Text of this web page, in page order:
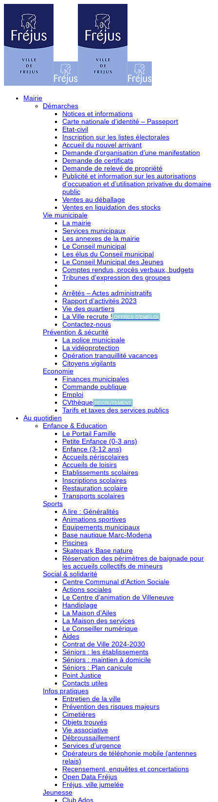
Mairie
Démarches
Notices et informations
Carte nationale d’identité – Passeport
Etat-civil
Inscription sur les listes électorales
Accueil du nouvel arrivant
Demande d’organisation d’une manifestation
Demande de certificats
Demande de relevé de propriété
Publicité et information sur les autorisations
d’occupation et d’utilisation privative du domaine
public
Ventes au déballage
Ventes en liquidation des stocks
Vie municipale
La mairie
Services municipaux
Les annexes de la mairie
Le Conseil municipal
Les élus du Conseil municipal
Le Conseil Municipal des Jeunes
Comptes rendus, procès verbaux, budgets
Tribunes d’expression des groupes
Arrêtés – Actes administratifs
Rapport d’activités 2023
Vie des quartiers
La Ville recrute ! OFFRES D'EMPLOI
Contactez-nous
Prévention & sécurité
La police municipale
La vidéoprotection
Opération tranquillité vacances
Citoyens vigilants
Economie
Finances municipales
Commande publique
Emploi
CVthèque RECRUTEMENT
Tarifs et taxes des services publics
Au quotidien
Enfance & Education
Le Portail Famille
Petite Enfance (0-3 ans)
Enfance (3-12 ans)
Accueils périscolaires
Accueils de loisirs
Etablissements scolaires
Inscriptions scolaires
Restauration scolaire
Transports scolaires
Sports
A lire : Généralités
Animations sportives
Equipements municipaux
Base nautique Marc-Modena
Piscines
Skatepark Base nature
Réservation des périmètres de baignade pour
les accueils collectifs de mineurs
Social & solidarité
Centre Communal d’Action Sociale
Actions sociales
Le Centre d’animation de Villeneuve
Handiplage
La Maison d’Ailes
La Maison des services
Le Conseiller numérique
Aides
Contrat de Ville 2024-2030
Séniors : les établissements
Séniors : maintien à domicile
Séniors : Plan canicule
Point Justice
Contacts utiles
Infos pratiques
Entretien de la ville
Prévention des risques majeurs
Cimetières
Objets trouvés
Vie associative
Débroussaillement
Services d’urgence
Opérateurs de téléphonie mobile (antennes
relais)
Recensement, enquêtes et concertations
Open Data Fréjus
Fréjus, ville jumelée
Jeunesse
Club Ados